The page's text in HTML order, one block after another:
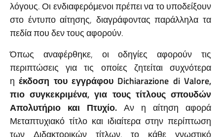
λόγους. Οι ενδιαφερόμενοι πρέπει να το υποδείξουν
στο έντυπο αίτησης, διαγράφοντας παράλληλα τα
πεδία που δεν τους αφορούν.
Όπως αναφέρθηκε, οι οδηγίες αφορούν τις
περιπτώσεις για τις οποίες ζητείται συχνότερα
ηέκδοση του εγγράφου Dichiarazione di Valore,
πιο συγκεκριμένα, για τους τίτλους σπουδών
Απολυτήριο και Πτυχίο. Αν η αίτηση αφορά
Μεταπτυχιακό τίτλο και ιδιαίτερα στην περίπτωση
των Διδακτορικών τίτλων, το κάθε γνωστικό